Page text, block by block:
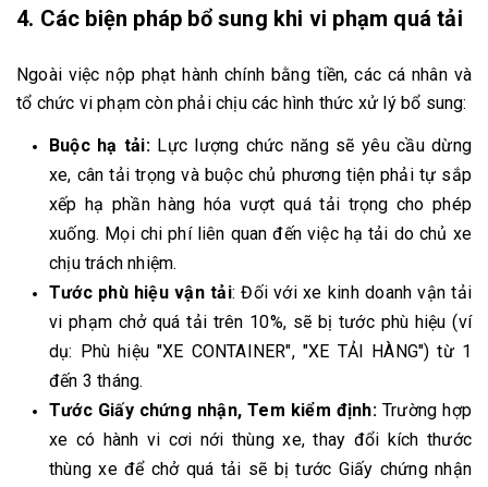
4. Các biện pháp bổ sung khi vi phạm quá tải
Ngoài việc nộp phạt hành chính bằng tiền, các cá nhân và
tổ chức vi phạm còn phải chịu các hình thức xử lý bổ sung:
Buộc hạ tải:Lực lượng chức năng sẽ yêu cầu dừng
xe, cân tải trọng và buộc chủ phương tiện phải tự sắp
xếp hạ phần hàng hóa vượt quá tải trọng cho phép
xuống. Mọi chi phí liên quan đến việc hạ tải do chủ xe
chịu trách nhiệm.
Tước phù hiệu vận tải: Đối với xe kinh doanh vận tải
vi phạm chở quá tải trên 10%, sẽ bị tước phù hiệu (ví
dụ: Phù hiệu "XE CONTAINER", "XE TẢI HÀNG") từ 1
đến 3 tháng.
Tước Giấy chứng nhận, Tem kiểm định:Trường hợp
xe có hành vi cơi nới thùng xe, thay đổi kích thước
thùng xe để chở quá tải sẽ bị tước Giấy chứng nhận